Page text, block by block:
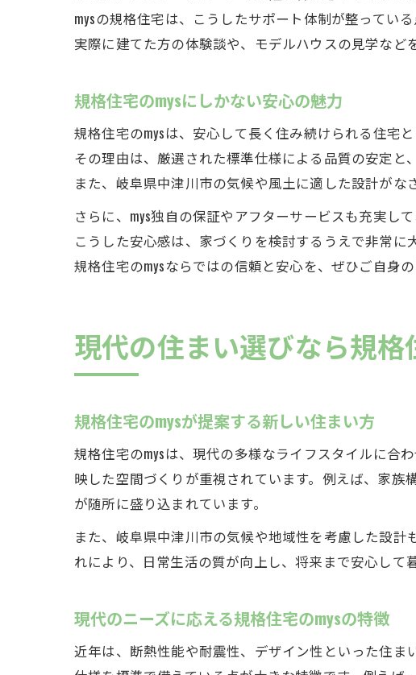
mysの規格住宅は、こうしたサポート体制が整ってい
実際に建てた方の体験談や、モデルハウスの見学など
規格住宅のmysにしかない安心の魅力
規格住宅のmysは、安心して長く住み続けられる住宅
その理由は、厳選された標準仕様による品質の安定と
また、岐阜県中津川市の気候や風土に適した設計がな
さらに、mys独自の保証やアフターサービスも充実し
こうした安心感は、家づくりを検討するうえで非常に
規格住宅のmysならではの信頼と安心を、ぜひご自身
現代の住まい選びなら規格
規格住宅のmysが提案する新しい住まい方
規格住宅のmysは、現代の多様なライフスタイルに合
映した空間づくりが重視されています。例えば、家
が随所に盛り込まれています。
また、岐阜県中津川市の気候や地域性を考慮した設
れにより、日常生活の質が向上し、将来まで安心して
現代のニーズに応える規格住宅のmysの特徴
近年は、断熱性能や耐震性、デザイン性といった住ま